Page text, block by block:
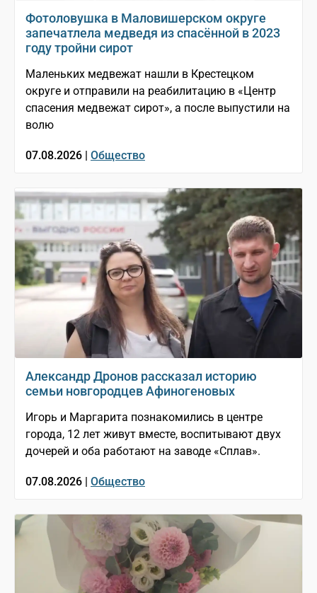
Фотоловушка в Маловишерском округе
запечатлела медведя из спасённой в 2023
году тройни сирот
Маленьких медвежат нашли в Крестецком
округе и отправили на реабилитацию в «Центр
спасения медвежат сирот», а после выпустили на
волю
07.08.2026 | Общество
Александр Дронов рассказал историю
семьи новгородцев Афиногеновых
Игорь и Маргарита познакомились в центре
города, 12 лет живут вместе, воспитывают двух
дочерей и оба работают на заводе «Сплав».
07.08.2026 | Общество